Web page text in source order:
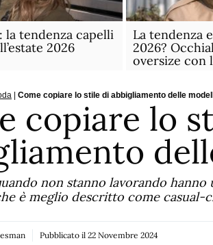
la tendenza capelli
2026
La tendenza
2026?
oversize con
| Come copiare lo stile di abbigliamento delle
copiare lo
non stanno lavorando
è meglio descritto come casual-
Pubblicato il 22 Novembre 2024